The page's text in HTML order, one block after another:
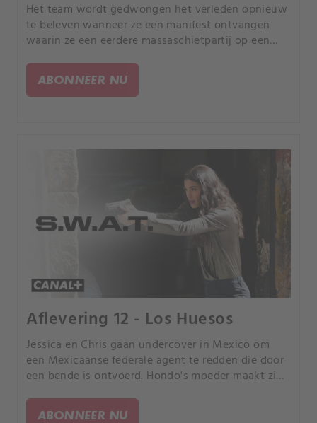
Het team wordt gedwongen het verleden opnieuw
te beleven wanneer ze een manifest ontvangen
waarin ze een eerdere massaschietpartij op een
met een hoger dodental.
ABONNEER NU
Aflevering 12 - Los Huesos
Jessica en Chris gaan undercover in Mexico om
een Mexicaanse federale agent te redden die door
een bende is ontvoerd. Hondo's moeder maakt zich
ABONNEER NU